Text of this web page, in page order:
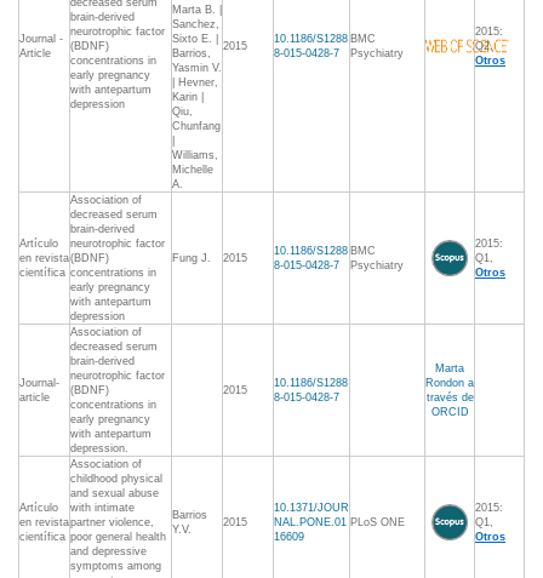
Journal -
Article
decreased serum
brain-derived
neurotrophic factor
(BDNF)
concentrations in
early pregnancy
with antepartum
depression
Marta B. |
Sanchez,
Sixto E. |
Barrios,
Yasmin V.
| Hevner,
Karin |
Qiu,
Chunfang
Williams,
Michelle
A.
2015
10.1186/S1288
8-015-0428-7
BMC
Psychiatry
2015:
Q2,
Otros
Artículo
en revista
científica
Association of
decreased serum
brain-derived
neurotrophic factor
(BDNF)
concentrations in
early pregnancy
with antepartum
depression
Fung J. 2015
10.1186/S1288
8-015-0428-7
BMC
Psychiatry
2015:
Q1,
Otros
Journal-
article
Association of
decreased serum
brain-derived
neurotrophic factor
(BDNF)
concentrations in
early pregnancy
with antepartum
depression.
2015
10.1186/S1288
8-015-0428-7
Marta
Rondon a
través de
ORCID
Artículo
en revista
científica
Association of
childhood physical
and sexual abuse
with intimate
partner violence,
poor general health
and depressive
symptoms among
Barrios
Y.V.
2015
10.1371/JOUR
NAL.PONE.01
16609
PLoS ONE
2015:
Q1,
Otros